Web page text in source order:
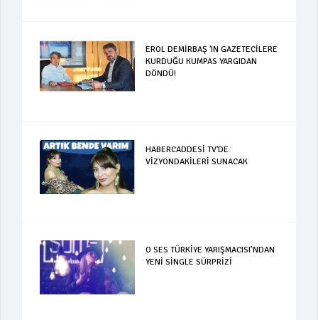
EROL DEMİRBAŞ 'IN GAZETECİLERE
KURDUĞU KUMPAS YARGIDAN
DÖNDÜ!
HABERCADDESİ TV'DE
VİZYONDAKİLERİ SUNACAK
O SES TÜRKİYE YARIŞMACISI’NDAN
YENİ SİNGLE SÜRPRİZİ